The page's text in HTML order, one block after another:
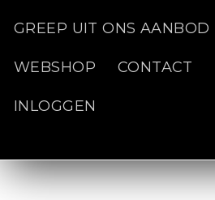
GREEP UIT ONS AANBOD
WEBSHOP CONTACT
INLOGGEN